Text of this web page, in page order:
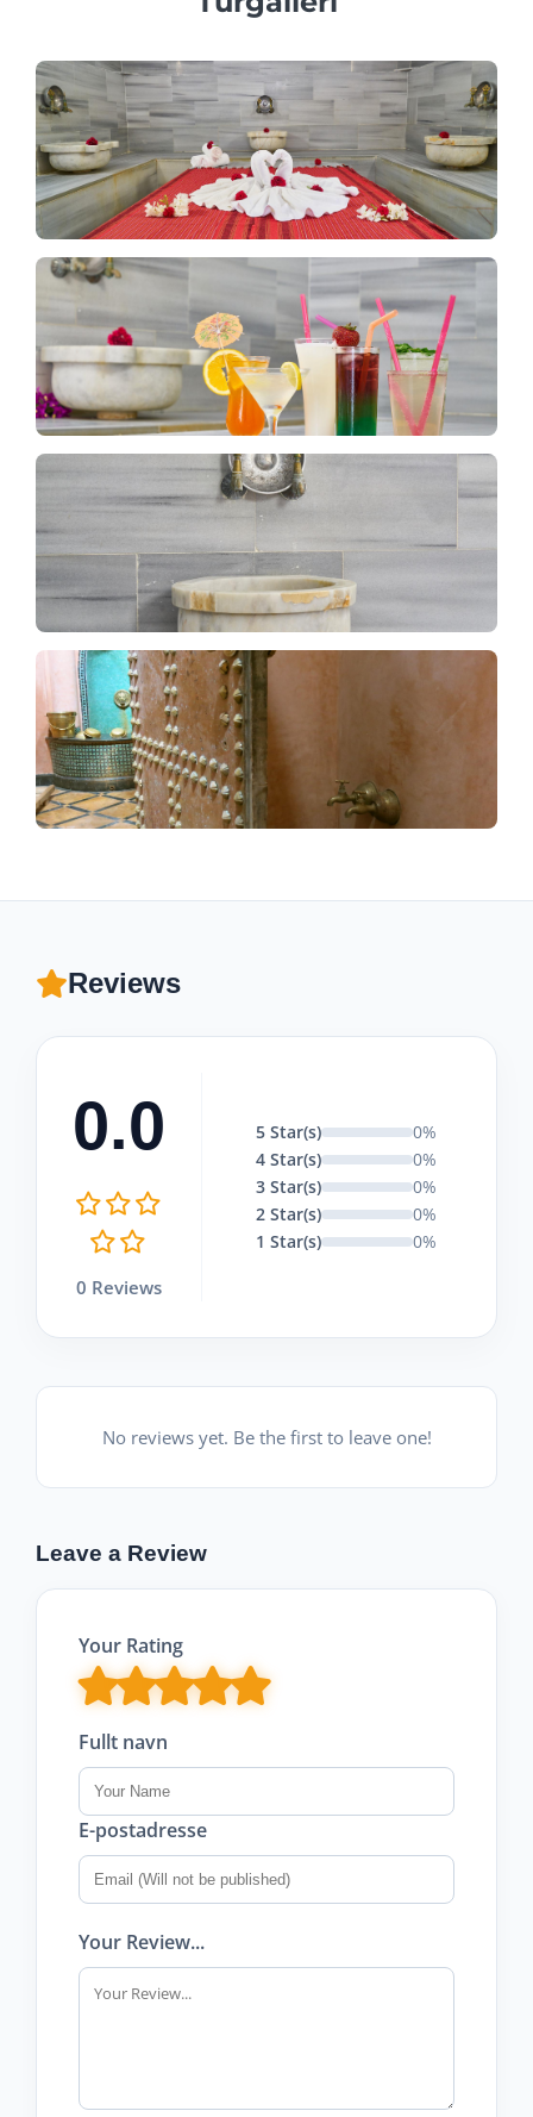
Reviews
0.0
0 Reviews
5 Star(s)
0%
4 Star(s)
0%
3 Star(s)
0%
2 Star(s)
0%
1 Star(s)
0%
No reviews yet. Be the first to leave one!
Leave a Review
Your Rating
Fullt navn
E-postadresse
Your Review...